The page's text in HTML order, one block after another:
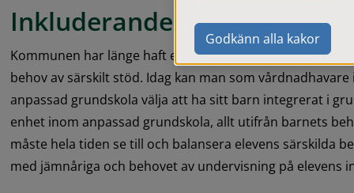
Inkluderande
Kommunen har länge haft ett inkluderande
behov av särskilt stöd. Idag kan man som
anpassad grundskola välja att ha sitt barn integrerat i
enhet inom anpassad grundskola, allt utifrån barnets
måste hela tiden se till och balansera elevens särskilda
med jämnåriga och behovet av undervisning på elevens
Godkänn alla kakor